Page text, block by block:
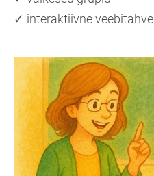
✓ interaktiivne veebitahvel